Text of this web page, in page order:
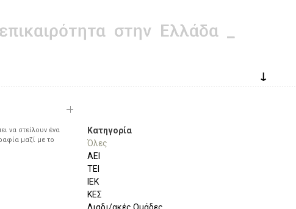
↓
να στείλουν ένα
μαζί με το
Κατηγορία
Όλες
ΑΕΙ
ΤΕΙ
ΙΕΚ
ΚΕΣ